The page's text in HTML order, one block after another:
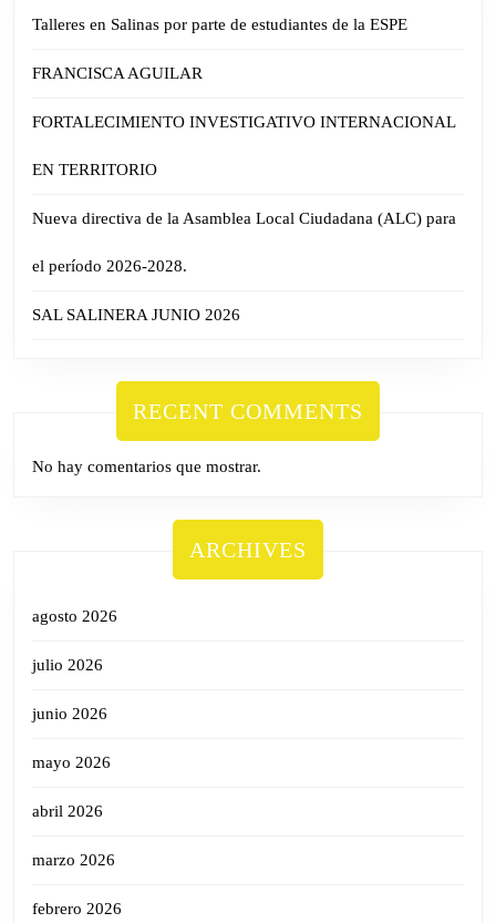
Talleres en Salinas por parte de estudiantes de la ESPE
FRANCISCA AGUILAR
FORTALECIMIENTO INVESTIGATIVO INTERNACIONAL
EN TERRITORIO
Nueva directiva de la Asamblea Local Ciudadana (ALC) para
el período 2026-2028.
SAL SALINERA JUNIO 2026
RECENT COMMENTS
No hay comentarios que mostrar.
ARCHIVES
agosto 2026
julio 2026
junio 2026
mayo 2026
abril 2026
marzo 2026
febrero 2026